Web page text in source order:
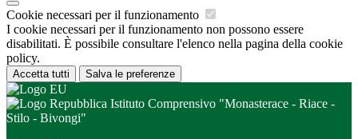
Cookie necessari per il funzionamento
I cookie necessari per il funzionamento non possono essere
disabilitati. È possibile consultare l'elenco nella pagina della cookie
policy.
Accetta tutti Salva le preferenze
Istituto Comprensivo "Monasterace - Riace -
Stilo - Bivongi"